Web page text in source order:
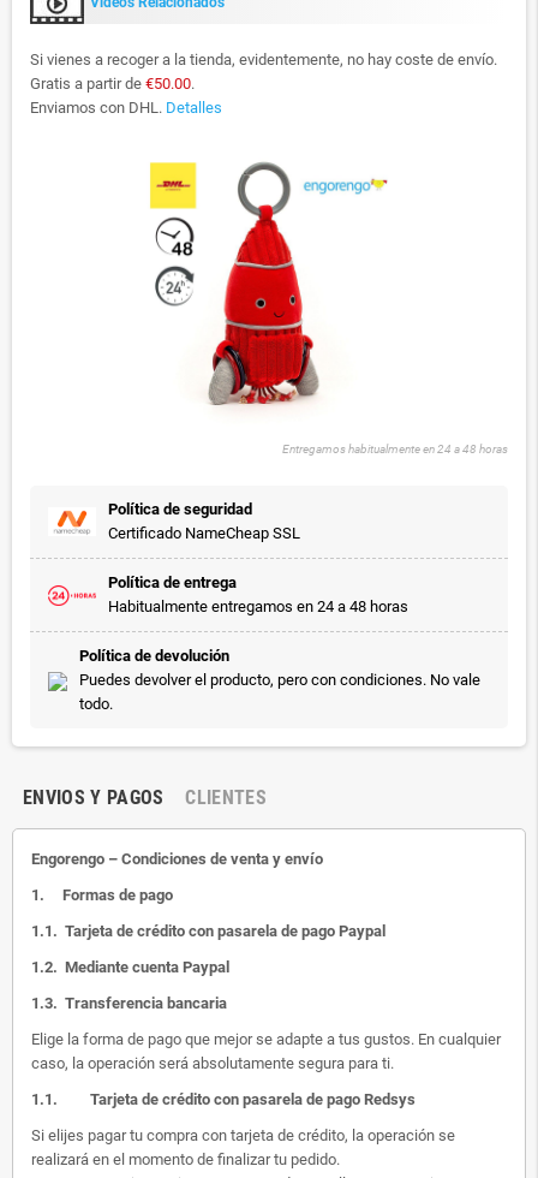
Si vienes a recoger a la tienda, evidentemente, no hay coste de envío.
Gratis a partir de €50.00.
Enviamos con DHL. Detalles
Entregamos habitualmente en 24 a 48 horas
Política de seguridad
Certificado NameCheap SSL
Política de entrega
Habitualmente entregamos en 24 a 48 horas
Política de devolución
Puedes devolver el producto, pero con condiciones. No vale
todo.
ENVIOS Y PAGOS CLIENTES
Engorengo – Condiciones de venta y envío
1. Formas de pago
1.1. Tarjeta de crédito con pasarela de pago Paypal
1.2. Mediante cuenta Paypal
1.3. Transferencia bancaria
Elige la forma de pago que mejor se adapte a tus gustos. En cualquier
caso, la operación será absolutamente segura para ti.
1.1. Tarjeta de crédito con pasarela de pago Redsys
Si elijes pagar tu compra con tarjeta de crédito, la operación se
realizará en el momento de finalizar tu pedido.